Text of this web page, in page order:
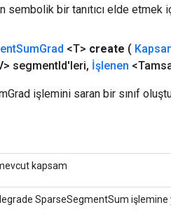
sembolik bir tanıtıcı elde etmek
SumGrad <T> create (
segmentId'leri, İşlenen
işlemini saran bir sınıf
kapsam
SparseSegmentSum işlemine